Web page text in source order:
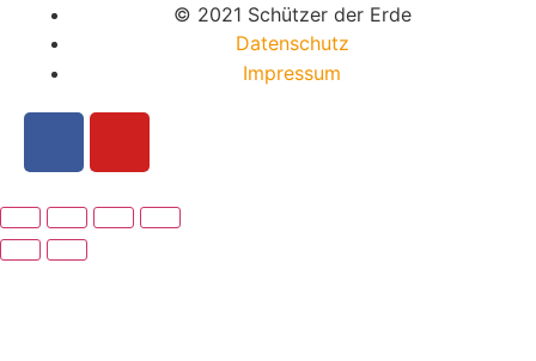
© 2021 Schützer der Erde
Datenschutz
Impressum